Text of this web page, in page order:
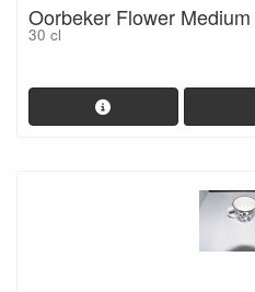
Oorbeker Flower
30 cl